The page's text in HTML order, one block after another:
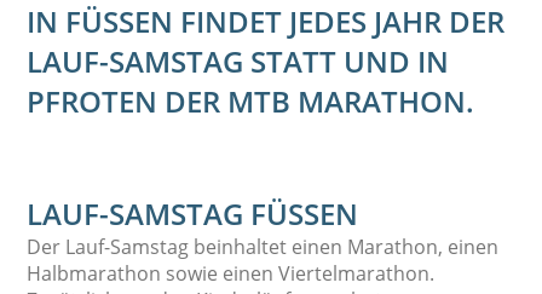
IN FÜSSEN FINDET JEDES JAHR DER
LAUF-SAMSTAG STATT UND IN
PFROTEN DER MTB MARATHON.
LAUF-SAMSTAG FÜSSEN
Der Lauf-Samstag beinhaltet einen Marathon, einen
Halbmarathon sowie einen Viertelmarathon.